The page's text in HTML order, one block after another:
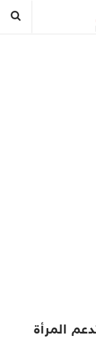
المرأة